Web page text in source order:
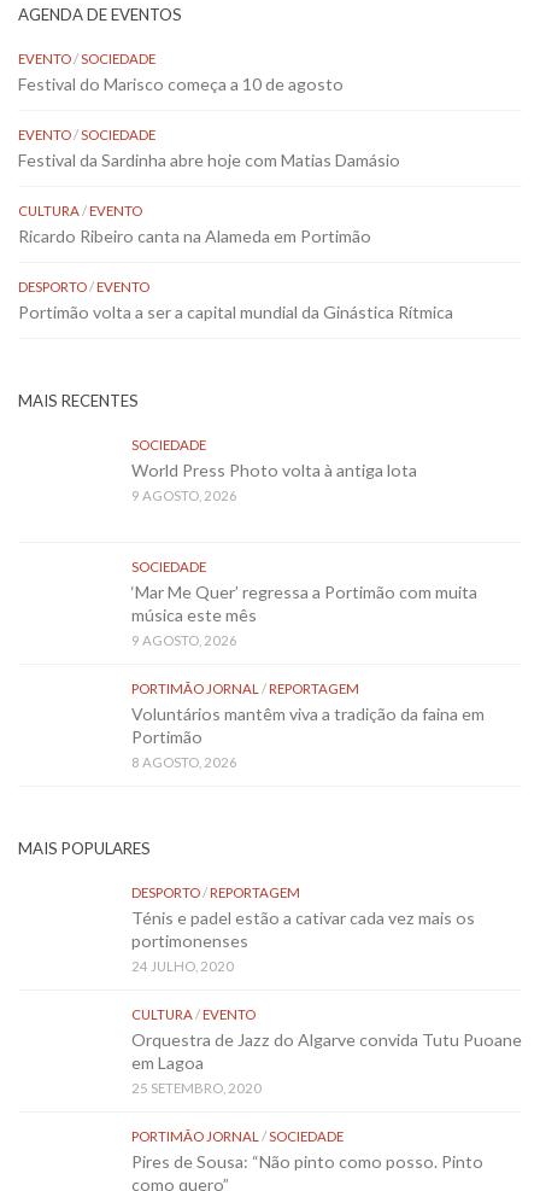
AGENDA DE EVENTOS
EVENTO/SOCIEDADE
Festival do Marisco começa a 10 de agosto
EVENTO/SOCIEDADE
Festival da Sardinha abre hoje com Matias Damásio
CULTURA/EVENTO
Ricardo Ribeiro canta na Alameda em Portimão
DESPORTO/EVENTO
Portimão volta a ser a capital mundial da Ginástica Rítmica
MAIS RECENTES
SOCIEDADE
World Press Photo volta à antiga lota
9 AGOSTO, 2026
SOCIEDADE
‘Mar Me Quer’ regressa a Portimão com muita
música este mês
9 AGOSTO, 2026
PORTIMÃO JORNAL /REPORTAGEM
Voluntários mantêm viva a tradição da faina em
Portimão
8 AGOSTO, 2026
MAIS POPULARES
DESPORTO/REPORTAGEM
Ténis e padel estão a cativar cada vez mais os
portimonenses
24 JULHO, 2020
CULTURA/EVENTO
Orquestra de Jazz do Algarve convida Tutu Puoane
em Lagoa
25 SETEMBRO, 2020
PORTIMÃO JORNAL /SOCIEDADE
Pires de Sousa: “Não pinto como posso. Pinto
como quero”